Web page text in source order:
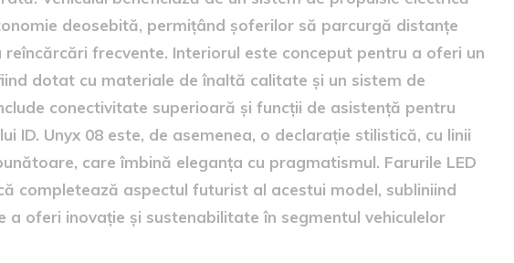
deosebită, permițând șoferilor să parcurgă distanțe
frecvente. Interiorul este conceput pentru a oferi un
dotat cu materiale de înaltă calitate și un sistem de
conectivitate superioară și funcții de asistență pentru
ID. Unyx 08 este, de asemenea, o declarație stilistică, cu linii
care îmbină eleganța cu pragmatismul. Farurile LED
completează aspectul futurist al acestui model, subliniind
a oferi inovație și sustenabilitate în segmentul vehiculelor